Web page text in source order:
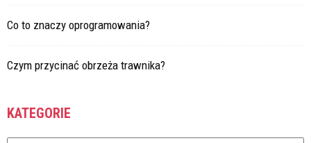
Co to znaczy oprogramowania?
Czym przycinać obrzeża trawnika?
KATEGORIE
Kategorie